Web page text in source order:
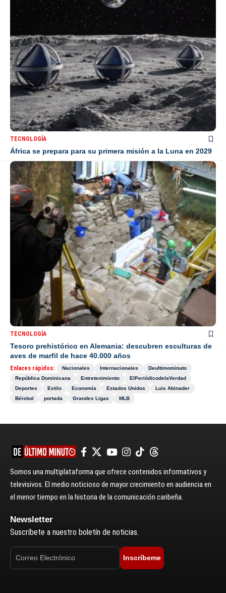
TECNOLOGÍA
África se prepara para su primera misión a la Luna en 2029
TECNOLOGÍA
Tesoro prehistórico en Alemania: descubren esculturas de
aves de marfil de hace 40.000 años
Enlaces rápidos: Nacionales Internacionales
Deultimominuto
República Dominicana
Entretenimiento
ElPeriódicodelaVerdad
Deportes
Estilo Economía Estados Unidos
Luis Abinader
Béisbol
portada Grandes Ligas MLB
Somos una multiplataforma que ofrece contenidos informativos y
televisivos. El medio noticioso de mayor crecimiento en audiencia en
el menor tiempo en la historia de la comunicación caribeña.
Newsletter
Suscríbete a nuestro boletín de noticias.
Inscríbeme